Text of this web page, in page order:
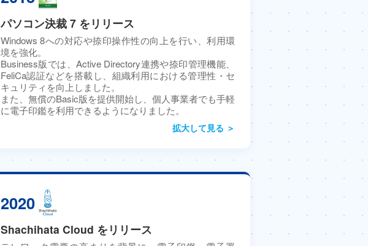
パソコン決裁 7 をリリース
Windows 8への対応や捺印操作性の向上を行い、利用環
境を強化。
Business版では、Active Directory連携や捺印管理機能、
FeliCa認証などを搭載し、組織利用における管理性・セ
キュリティを向上しました。
また、無償のBasic版を提供開始し、個人事業者でも手軽
に電子印鑑を利用できるようになりました。
拡大して見る ＞
2020
Shachihata Cloud をリリース